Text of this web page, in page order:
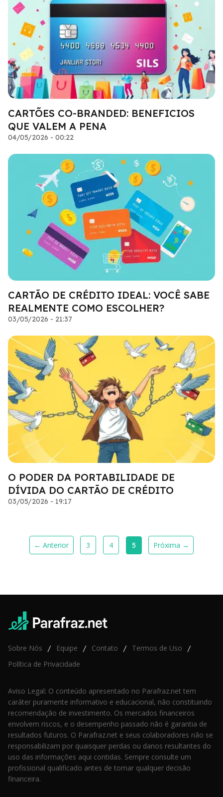
CARTÕES CO-BRANDED: BENEFICIOS
QUE VALEM A PENA
04/05/2026 - 00:22
CARTÃO DE CRÉDITO IDEAL: VOCÊ SABE
REALMENTE COMO ESCOLHER?
03/05/2026 - 21:37
O PODER DA PORTABILIDADE DE
DÍVIDA DO CARTÃO DE CRÉDITO
03/05/2026 - 19:17
← Anterior 3 4 5 Próxima →
Sobre Nós / Equipe / Contato / Termos de Uso /
Política de Privacidade
Aviso Legal: O conteúdo apresentado no Parafraz.net tem
caráter puramente informativo e educacional, não constituindo
recomendação de investimento. Os mercados financeiros
envolvem riscos, e o desempenho passado não é garantia de
resultados futuros. O Parafraz.net e seus colaboradores não se
responsabilizam por quaisquer perdas ou danos resultantes do
uso das informações aqui contidas. Sempre consulte um
profissional qualificado antes de tomar qualquer decisão
financeira.